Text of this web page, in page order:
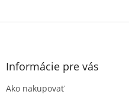
Z
Informácie pre vás
Ako nakupovať